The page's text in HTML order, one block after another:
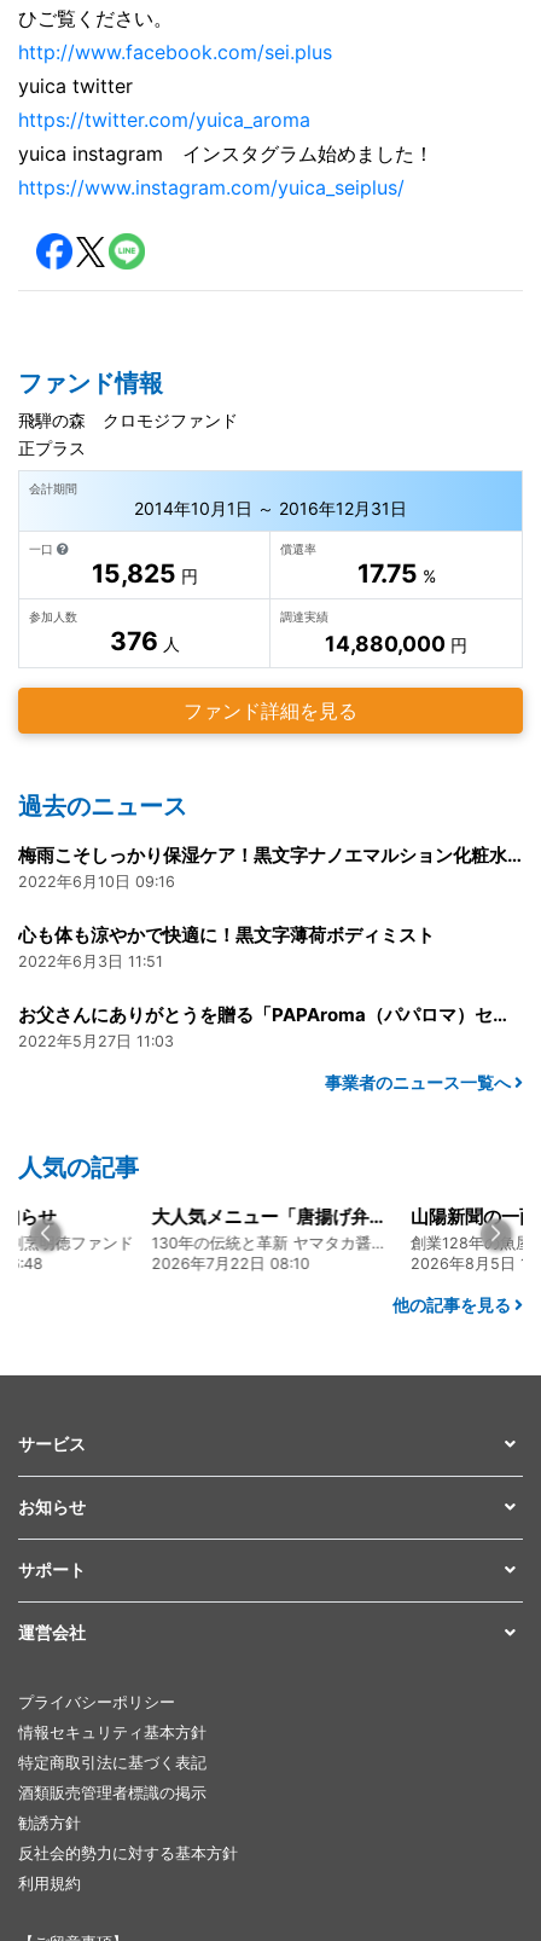
ひご覧ください。
http://www.facebook.com/sei.plus
yuica twitter
https://twitter.com/yuica_aroma
yuica instagram インスタグラム始めました！
https://www.instagram.com/yuica_seiplus/
ファンド情報
飛騨の森 クロモジファンド
正プラス
会計期間
2014年10月1日 ～ 2016年12月31日
一口
15,825 円
償還率
17.75 %
参加人数
376 人
調達実績
14,880,000 円
ファンド詳細を見る
過去のニュース
梅雨こそしっかり保湿ケア！黒文字ナノエマルション化粧水でうるおい肌に整えよう。
2022年6月10日 09:16
心も体も涼やかで快適に！黒文字薄荷ボディミスト
2022年6月3日 11:51
お父さんにありがとうを贈る「PAPAroma（パパロマ）セット」
2022年5月27日 11:03
事業者のニュース一覧へ
人気の記事
らせ
烹明徳ファンド
大人気メニュー「唐揚げ弁当」のレシピをご紹介します！
130年の伝統と革新 ヤマタカ醤油ファンド
2026年7月22日 08:10
2026年8月5日
他の記事を見る
サービス
お知らせ
サポート
運営会社
プライバシーポリシー
情報セキュリティ基本方針
特定商取引法に基づく表記
酒類販売管理者標識の掲示
勧誘方針
反社会的勢力に対する基本方針
利用規約